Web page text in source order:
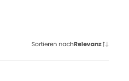
Sortieren nachRelevanz